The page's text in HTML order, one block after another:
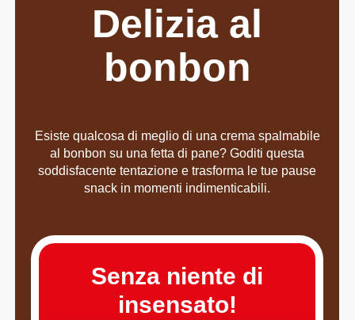
Delizia al
bonbon
Esiste qualcosa di meglio di una crema spalmabile
al bonbon su una fetta di pane? Goditi questa
soddisfacente tentazione e trasforma le tue pause
snack in momenti indimenticabili.
Senza niente di
insensato!